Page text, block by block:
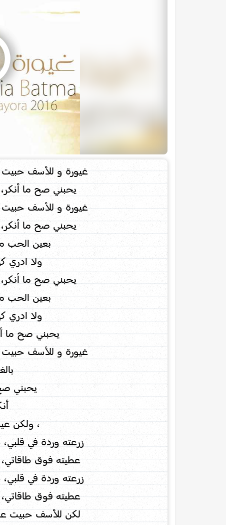
غيورة و للأسف
يحبني صح ما
غيورة و للأسف
يحبني صح ما
بعين الحب
ولا ادري
يحبني صح ما
بعين الحب
ولا ادري
يحبني صح ما
غيورة و للأسف
يحبني
، ولكن
زرعته وردة في
عطيته فوق
زرعته وردة في
عطيته فوق
لكن للأسف حبيت